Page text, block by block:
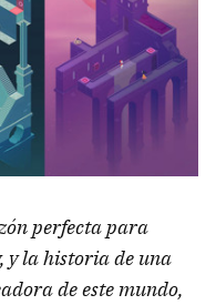
perfecta para
y la historia de una
de este mundo,